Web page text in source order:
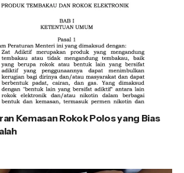
Kemasan Rokok Polos yang Bias